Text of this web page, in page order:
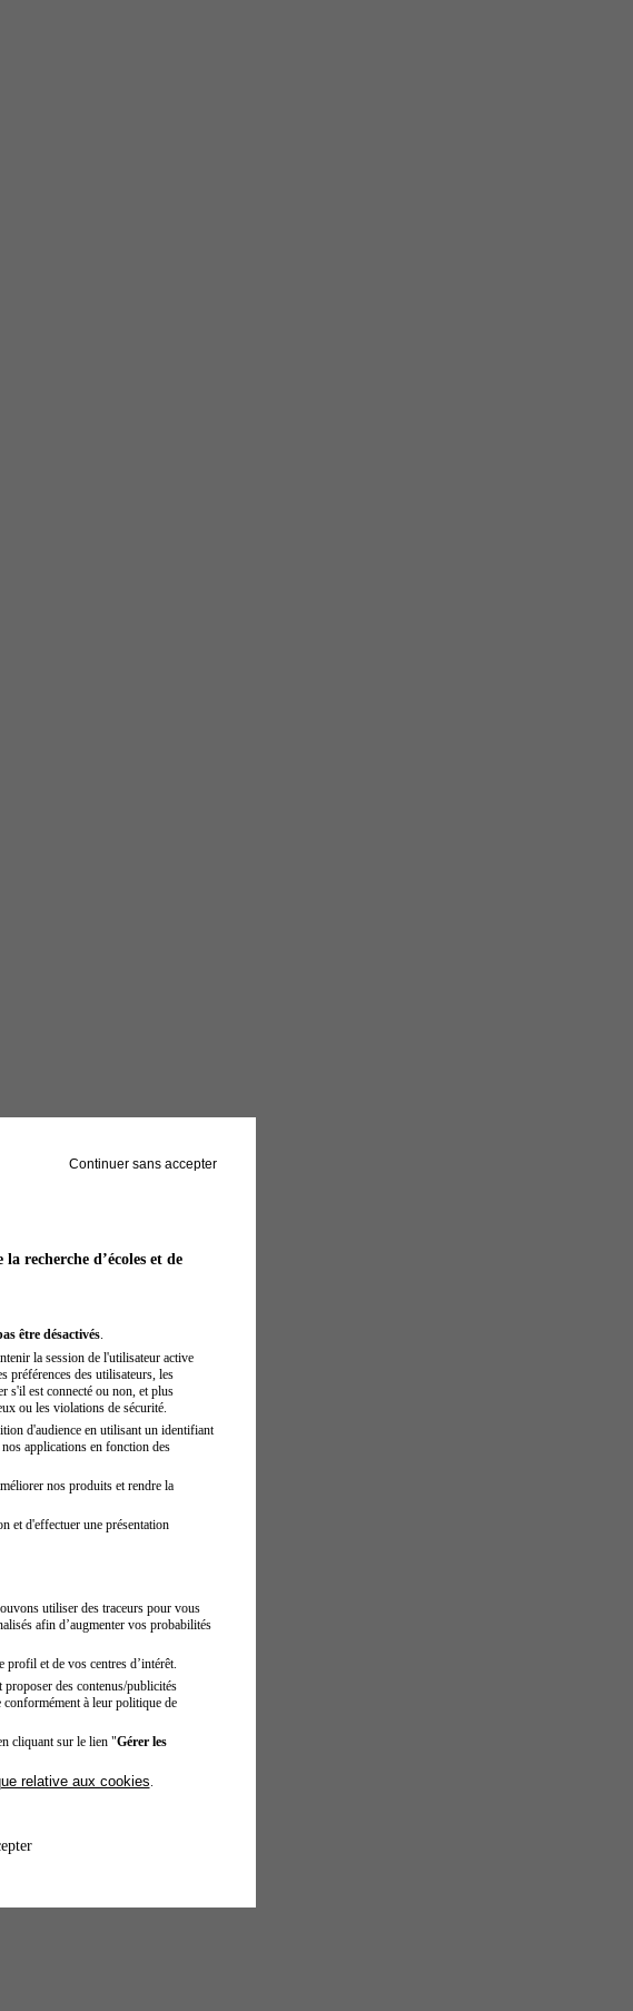
Continuer sans accepter
recherche d’écoles et de
être désactivés.
la session de l'utilisateur active
préférences des utilisateurs, les
s'il est connecté ou non, et plus
ou les violations de sécurité.
d'audience en utilisant un identifiant
applications en fonction des
nos produits et rendre la
et d'effectuer une présentation
utiliser des traceurs pour vous
afin d’augmenter vos probabilités
et de vos centres d’intérêt.
des contenus/publicités
à leur politique de
cliquant sur le lien "Gérer les
relative aux cookies